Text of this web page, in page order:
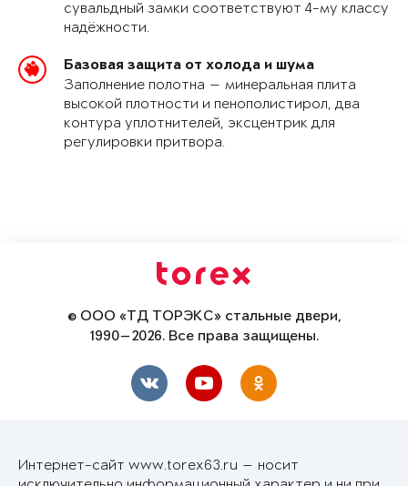
сувальдный замки соответствуют 4-му классу
надёжности.
Базовая защита от холода и шума
Заполнение полотна — минеральная плита
высокой плотности и пенополистирол, два
контура уплотнителей, эксцентрик для
регулировки притвора.
© ООО «ТД ТОРЭКС» стальные двери,
1990—2026. Все права защищены.
Интернет-сайт www.torex63.ru — носит